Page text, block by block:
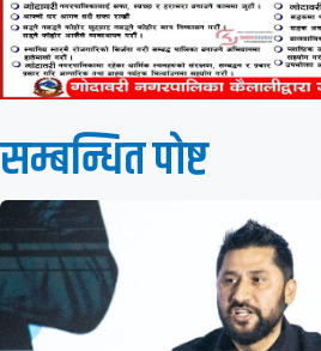
सम्बन्धित पाेष्ट